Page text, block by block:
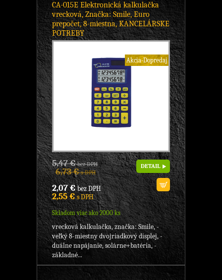
CA-015E Elektronická kalkulačka
vrecková, Značka: Smile, Euro
prepočet, 8-miestna, KANCELÁRSKE
POTREBY
Akcia-Dopredaj
5,47 €bez DPH
6,73 €s DPH
2,07 €bez DPH
2,55 €s DPH
Skladom viac ako 2000 ks
DETAIL
vrecková kalkulačka, značka: Smile, -
veľký 8-miestny dvojriadkový displej, -
duálne napájanie, solárne+batéria, -
základné...